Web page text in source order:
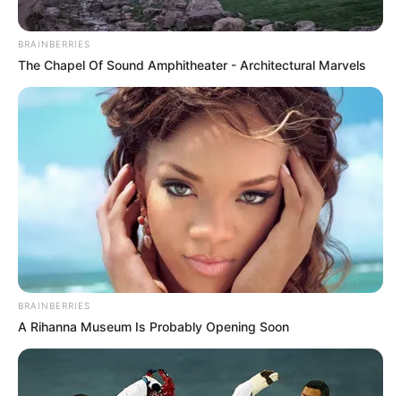
BRAINBERRIES
The Chapel Of Sound Amphitheater - Architectural Marvels
BRAINBERRIES
A Rihanna Museum Is Probably Opening Soon